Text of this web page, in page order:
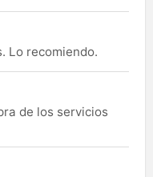
Lo recomiendo.
de los servicios